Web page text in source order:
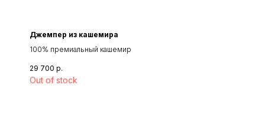
Джемпер из кашемира
100% премиальный кашемир
29 700 р.
Out of stock